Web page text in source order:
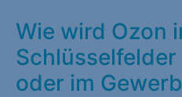
Wie wird Ozon
oder im